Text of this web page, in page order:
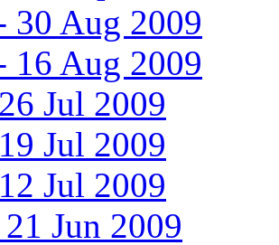
30 Aug 2009
16 Aug 2009
Jul 2009
Jul 2009
Jul 2009
Jun 2009